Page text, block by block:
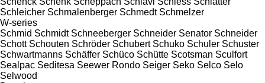
Schleicher Schmalenberger Schmedt Schmelzer
W-series
Schmid Schmidt Schneeberger Schneider Senator Schneider
Schott Schouten Schröder Schubert Schuko Schuler Schuster
Schwartmanns Schäffer Schüco Schütte Scotsman Sculfort
Sealpac Seditesa Seewer Rondo Seiger Seko Selco Selo
Selwood